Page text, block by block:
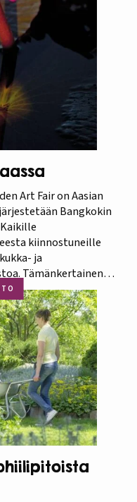
Art Fair on Aasian
Bangkokin
kiinnostuneille
ja
Tämänkertainen
-teemavuotta, joka
entisestään.
ja monipuolisesta